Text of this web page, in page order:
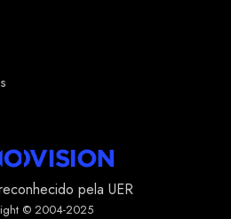
pela UER
© 2004-2025